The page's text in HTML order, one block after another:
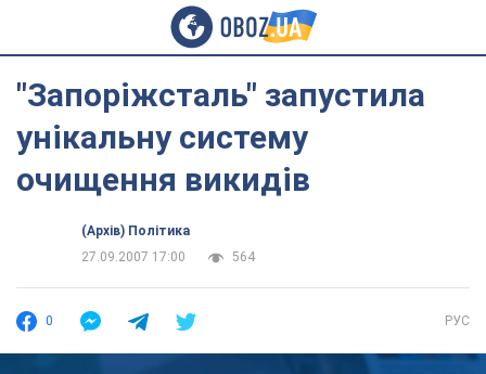
"Запоріжсталь" запустила
унікальну систему
очищення викидів
(Архів) Політика
27.09.2007 17:00
564
0 РУС